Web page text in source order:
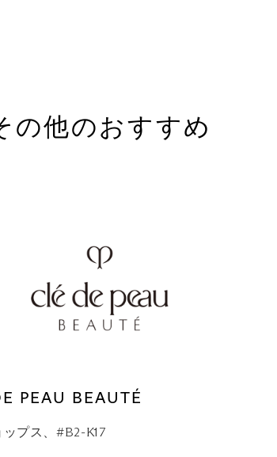
の他のおすすめ
PEAU BEAUTÉ
プス、#B2-K17